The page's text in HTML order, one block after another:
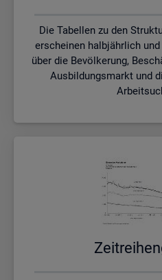
Die Tabellen zu den
erscheinen halbjährlich
über die Bevölkerung,
Ausbildungsmarkt und